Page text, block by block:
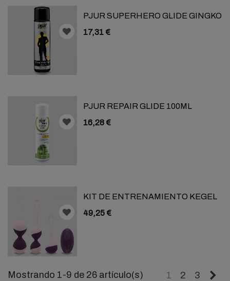
PJUR SUPERHERO GLIDE GINGKO
17,31 €
PJUR REPAIR GLIDE 100ML
16,28 €
KIT DE ENTRENAMIENTO KEGEL
49,25 €
Mostrando 1-9 de 26 artículo(s) 1 2 3